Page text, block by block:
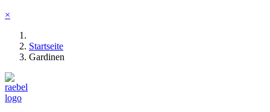
×
Startseite
Gardinen